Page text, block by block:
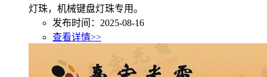
灯珠，机械键盘灯珠专用。
发布时间：2025-08-16
查看详情>>